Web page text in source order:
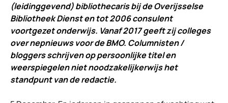
(leidinggevend) bibliothecaris bij de Overijsselse
Bibliotheek Dienst en tot 2006 consulent
voortgezet onderwijs. Vanaf 2017 geeft zij colleges
over nepnieuws voor de BMO. Columnisten /
bloggers schrijven op persoonlijke titel en
weerspiegelen niet noodzakelijkerwijs het
standpunt van de redactie.